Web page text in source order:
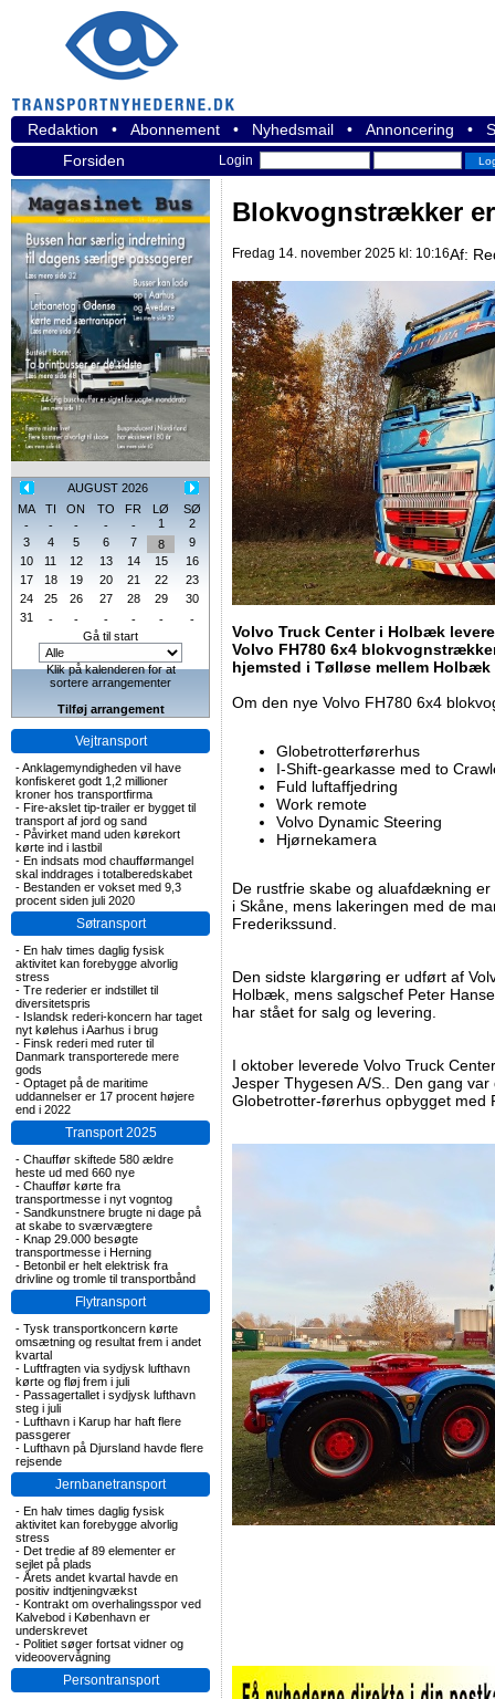
Redaktion • Abonnement • Nyhedsmail • Annoncering •
Forsiden
Login
AUGUST 2026
MA
TI ON TO FR LØ
SØ
-
- - - - 1
2
3
4 5 6 7 8
9
10
11 12 13 14 15
16
17
18 19 20 21 22
23
24
25 26 27 28 29
30
31
- - - - -
-
Gå til start
Klik på kalenderen for at
sortere arrangementer
Tilføj arrangement
Vejtransport
-Anklagemyndigheden vil have
konfiskeret godt 1,2 millioner
kroner hos transportfirma
- Fire-akslet tip-trailer er bygget til
transport af jord og sand
- Påvirket mand uden kørekort
kørte ind i lastbil
- En indsats mod chaufførmangel
skal inddrages i totalberedskabet
- Bestanden er vokset med 9,3
procent siden juli 2020
Søtransport
- En halv times daglig fysisk
aktivitet kan forebygge alvorlig
stress
- Tre rederier er indstillet til
diversitetspris
- Islandsk rederi-koncern har taget
nyt kølehus i Aarhus i brug
- Finsk rederi med ruter til
Danmark transporterede mere
gods
- Optaget på de maritime
uddannelser er 17 procent højere
end i 2022
Transport 2025
- Chauffør skiftede 580 ældre
heste ud med 660 nye
- Chauffør kørte fra
transportmesse i nyt vogntog
- Sandkunstnere brugte ni dage på
at skabe to sværvægtere
- Knap 29.000 besøgte
transportmesse i Herning
- Betonbil er helt elektrisk fra
drivline og tromle til transportbånd
Flytransport
- Tysk transportkoncern kørte
omsætning og resultat frem i andet
kvartal
- Luftfragten via sydjysk lufthavn
kørte og fløj frem i juli
- Passagertallet i sydjysk lufthavn
steg i juli
- Lufthavn i Karup har haft flere
passgerer
- Lufthavn på Djursland havde flere
rejsende
Jernbanetransport
- En halv times daglig fysisk
aktivitet kan forebygge alvorlig
stress
- Det tredie af 89 elementer er
sejlet på plads
- Årets andet kvartal havde en
positiv indtjeningvækst
- Kontrakt om overhalingsspor ved
Kalvebod i København er
underskrevet
- Politiet søger fortsat vidner og
videoovervågning
Persontransport
Blokvognstrækker
Fredag 14. november 2025 kl: 10:16Af:
Volvo Truck Center i Holbæk
Volvo FH780 6x4
hjemsted i Tølløse mellem
Om den nye Volvo FH780 6x4
Globetrotterførerhus
I-Shift-gearkasse med to
Fuld luftaffjedring
Work remote
Volvo Dynamic Steering
Hjørnekamera
De rustfrie skabe og aluafdækning
i Skåne, mens lakeringen med de
Frederikssund.
Den sidste klargøring er udført af
Holbæk, mens salgschef Peter
har stået for salg og levering.
I oktober leverede Volvo Truck
Jesper Thygesen A/S.. Den gang
Globetrotter-førerhus opbygget med